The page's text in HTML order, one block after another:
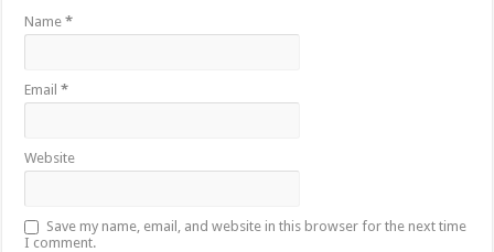
Name*
Email*
Website
Save my name, email, and website in this browser for the next time
I comment.